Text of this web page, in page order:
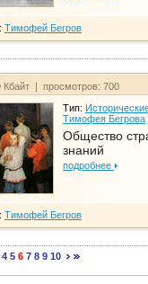
Тимофей Бегров
| просмотров: 700
Тип:
Тимофея Бегрова
Общество
знаний
подробнее
Тимофей Бегров
4 5 6 7 8 9 10